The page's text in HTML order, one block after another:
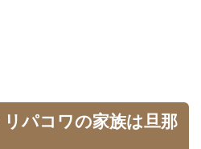
パコワの家族は旦那